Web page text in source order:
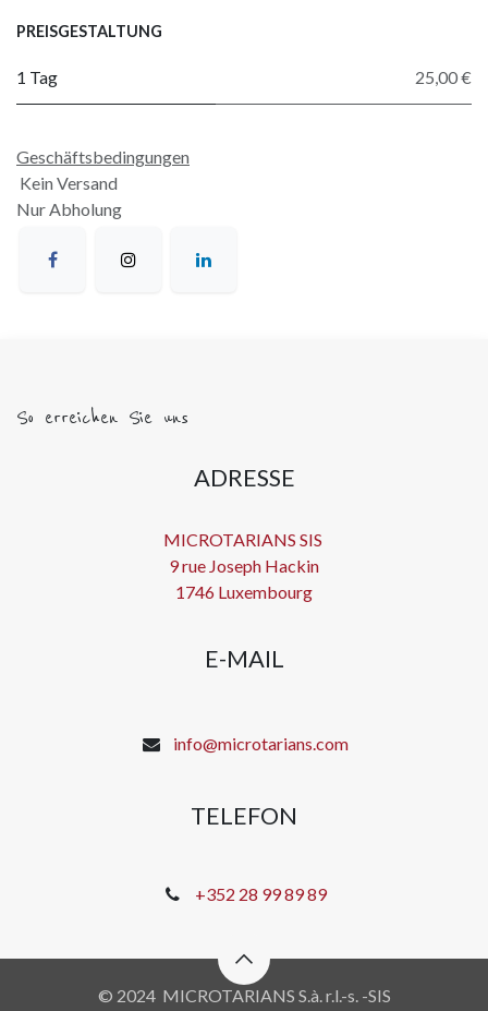
PREISGESTALTUNG
1 Tag 25,00 €
Geschäftsbedingungen
Kein Versand
Nur Abholung
So erreichen Sie uns
ADRESSE
MICROTARIANS SIS
9 rue Joseph Hackin
1746 Luxembourg
E-MAIL
info@microtarians.com
TELEFON
+352 28 99 89 89
© 2024 MICROTARIANS S.à. r.l.-s. -SIS